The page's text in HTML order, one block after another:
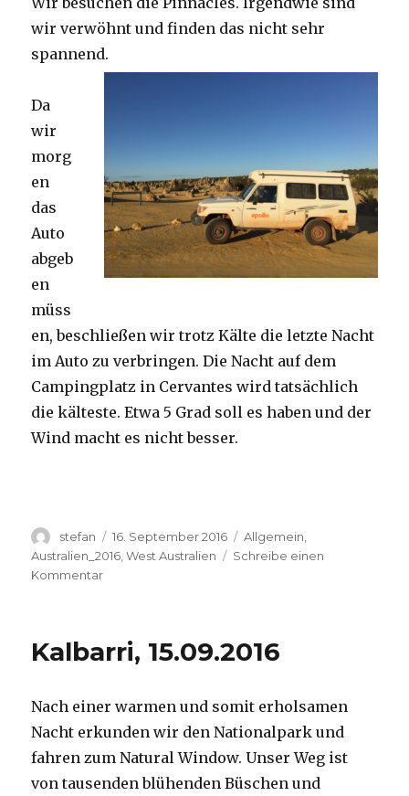
wir verwöhnt und finden das nicht sehr
spannend.
Da
wir
morg
en
das
Auto
abgeb
en
müss
en, beschließen wir trotz Kälte die letzte Nacht
im Auto zu verbringen. Die Nacht auf dem
Campingplatz in Cervantes wird tatsächlich
die kälteste. Etwa 5 Grad soll es haben und der
Wind macht es nicht besser.
Autor
stefan
Veröffentlicht
am
16. September 2016 Kategorien
Allgemein
Australien_2016 ,West Australien
Schreibe einen
Kommentarzu
Kalbarri, 15.09.2016
Nach einer warmen und somit erholsamen
Nacht erkunden wir den Nationalpark und
fahren zum Natural Window. Unser Weg ist
von tausenden blühenden Büschen und